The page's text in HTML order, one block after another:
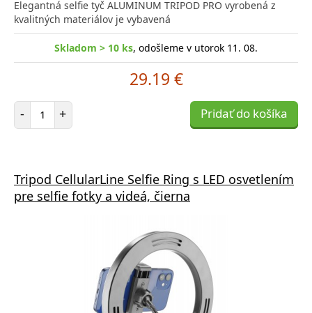
Elegantná selfie tyč ALUMINUM TRIPOD PRO vyrobená z
kvalitných materiálov je vybavená
Skladom > 10 ks, odošleme v utorok 11. 08.
29.19 €
- Počet položiek
+ Pridať do košíka
Tripod CellularLine Selfie Ring s LED osvetlením
pre selfie fotky a videá, čierna